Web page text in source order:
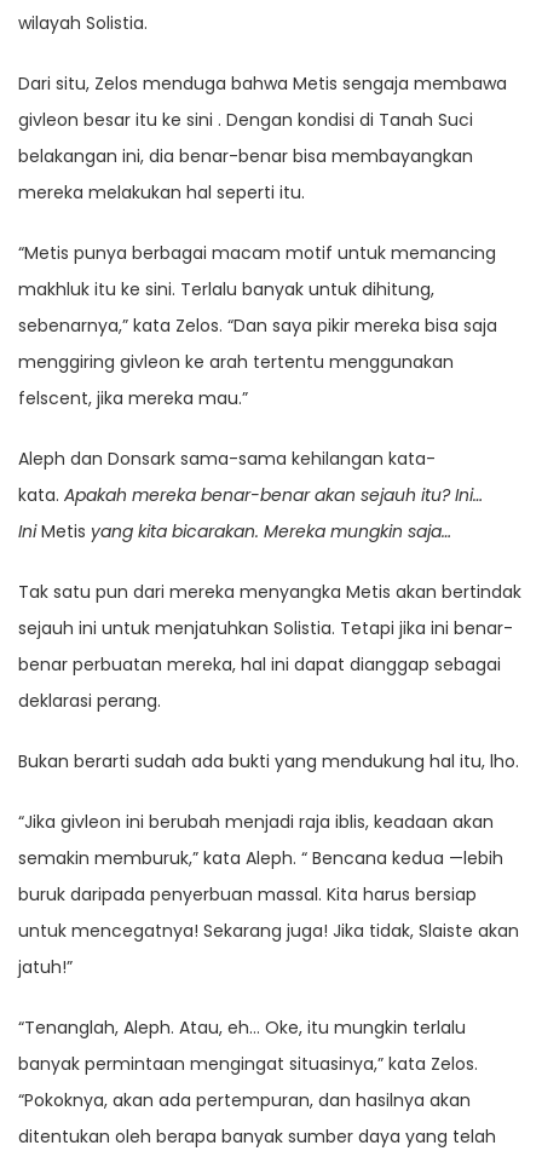
wilayah Solistia.
Dari situ, Zelos menduga bahwa Metis sengaja membawa
givleon besar itu ke sini . Dengan kondisi di Tanah Suci
belakangan ini, dia benar-benar bisa membayangkan
mereka melakukan hal seperti itu.
“Metis punya berbagai macam motif untuk memancing
makhluk itu ke sini. Terlalu banyak untuk dihitung,
sebenarnya,” kata Zelos. “Dan saya pikir mereka bisa saja
menggiring givleon ke arah tertentu menggunakan
felscent, jika mereka mau.”
Aleph dan Donsark sama-sama kehilangan kata-
kata. Apakah mereka benar-benar akan sejauh itu? Ini…
IniMetis yang kita bicarakan. Mereka mungkin saja…
Tak satu pun dari mereka menyangka Metis akan bertindak
sejauh ini untuk menjatuhkan Solistia. Tetapi jika ini benar-
benar perbuatan mereka, hal ini dapat dianggap sebagai
deklarasi perang.
Bukan berarti sudah ada bukti yang mendukung hal itu, lho.
“Jika givleon ini berubah menjadi raja iblis, keadaan akan
semakin memburuk,” kata Aleph. “ Bencana kedua —lebih
buruk daripada penyerbuan massal. Kita harus bersiap
untuk mencegatnya! Sekarang juga! Jika tidak, Slaiste akan
jatuh!”
“Tenanglah, Aleph. Atau, eh… Oke, itu mungkin terlalu
banyak permintaan mengingat situasinya,” kata Zelos.
“Pokoknya, akan ada pertempuran, dan hasilnya akan
ditentukan oleh berapa banyak sumber daya yang telah